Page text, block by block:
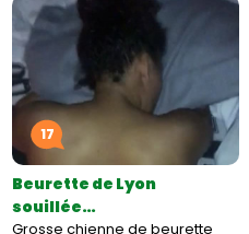
17
Beurette de Lyon
souillée…
Grosse chienne de beurette